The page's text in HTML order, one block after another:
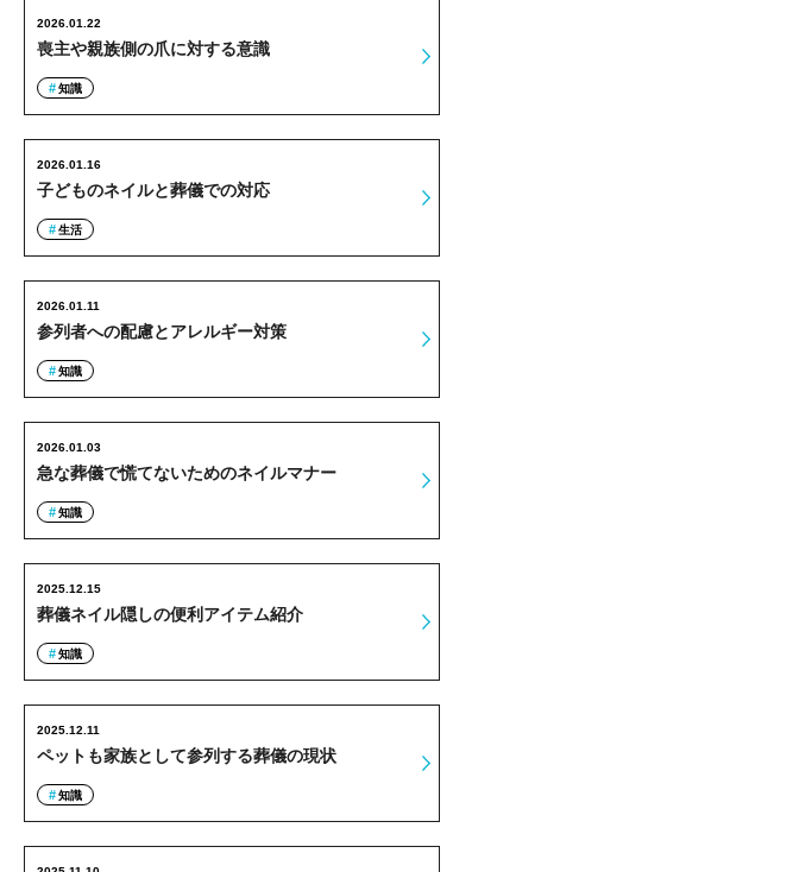
喪主や親族側の爪に対する意識
2026.01.22
知識
子どものネイルと葬儀での対応
2026.01.16
生活
参列者への配慮とアレルギー対策
2026.01.11
知識
急な葬儀で慌てないためのネイルマナー
2026.01.03
知識
葬儀ネイル隠しの便利アイテム紹介
2025.12.15
知識
ペットも家族として参列する葬儀の現状
2025.12.11
知識